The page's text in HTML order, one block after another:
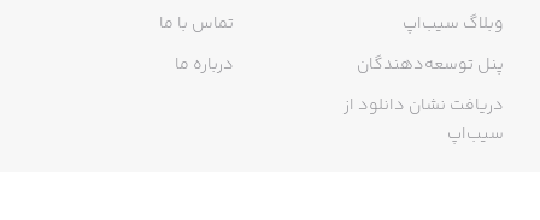
وبلاگ سیب‌اپ
پنل توسعه‌دهندگان
دریافت نشان دانلود از
سیب‌اپ
تماس با ما
درباره ما